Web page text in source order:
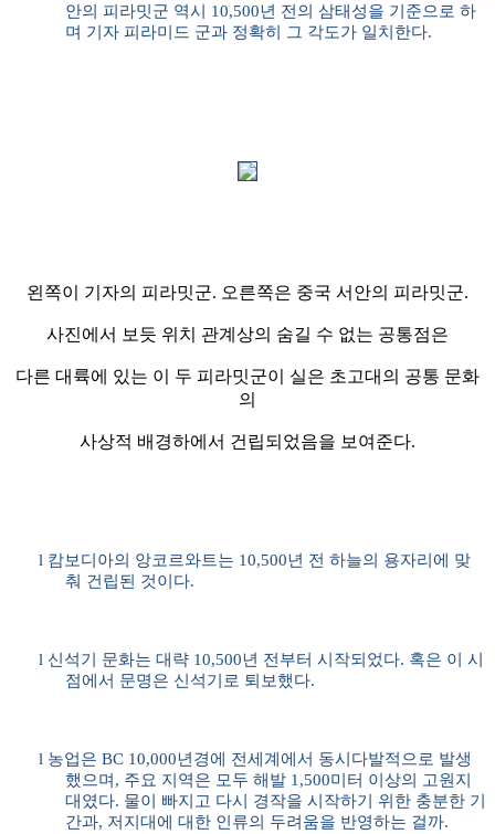
안의 피라밋군 역시
10,500년 전의 삼태성을 기준으로 하
며 기자 피라미드 군과 정확히 그 각도가 일치한다.
왼쪽이 기자의 피라밋군. 오른쪽은 중국 서안의 피라밋군.
사진에서 보듯 위치 관계상의 숨길 수 없는 공통점은
다른 대륙에 있는 이 두 피라밋군이 실은 초고대의 공통 문화
의
사상적 배경하에서 건립되었음을 보여준다.
l 캄보디아의 앙코르와트는 10,500년 전 하늘의 용자리에 맞
춰 건립된 것이다.
l 신석기 문화는 대략 10,500년 전부터 시작되었다. 혹은 이 시
점에서 문명은 신석기로 퇴보했다.
l 농업은 BC 10,000년경에 전세계에서 동시다발적으로 발생
했으며 , 주요 지역은 모두 해발1,500미터 이상의 고원지
대였다. 물이 빠지고 다시 경작을 시작하기 위한 충분한 기
간과, 저지대에 대한 인류의 두려움을 반영하는 걸까.